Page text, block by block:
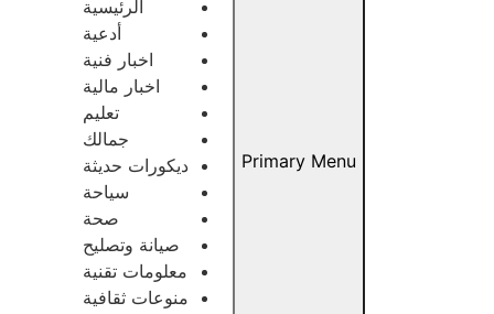
Primary Menu
الرئيسية
أدعية
اخبار فنية
اخبار مالية
تعليم
جمالك
ديكورات حديثة
سياحة
صحة
صيانة وتصليح
معلومات تقنية
منوعات ثقافية